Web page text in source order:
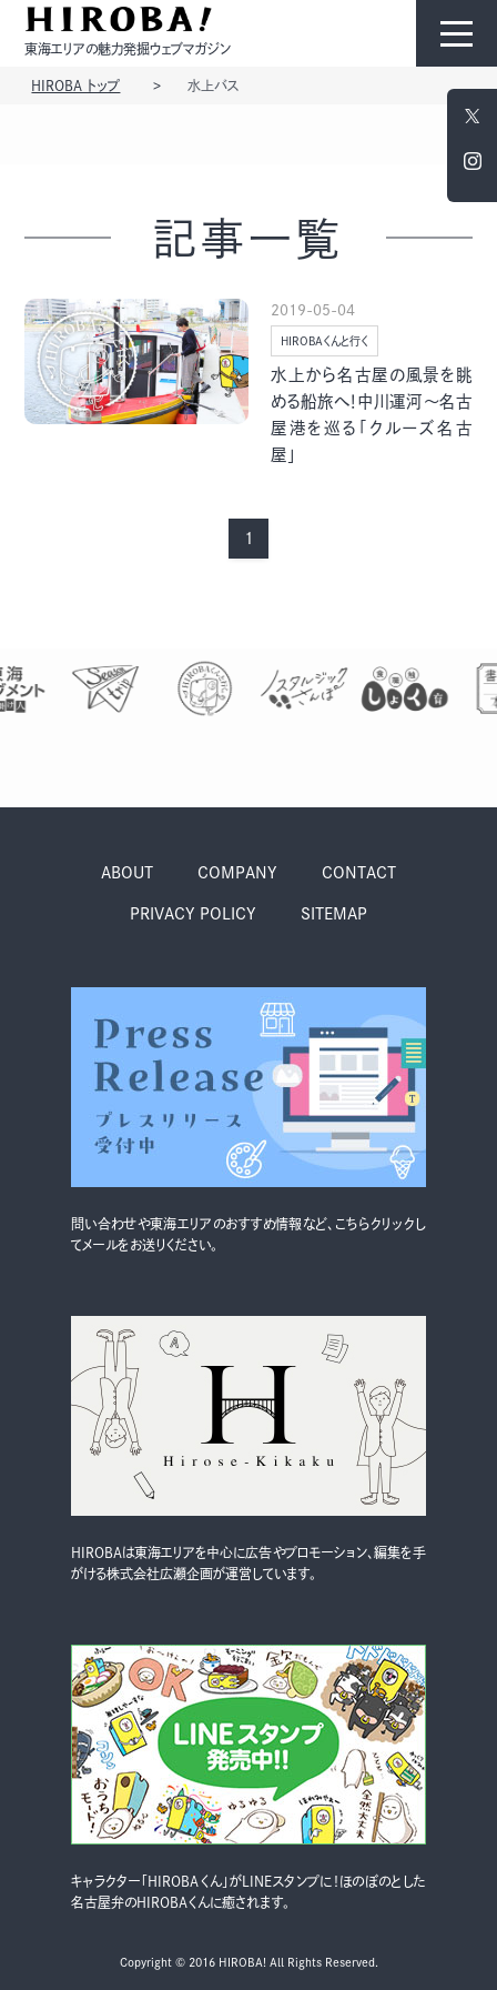
東海エリアの魅力発掘ウェブマガジン
モノ ひと
ノスタルジック
さんぽ
スタッフ紹介
お問い合わせ
検索する
HIROBA トップ 水上バス
記事一覧
2019-05-04
HIROBAくんと行く
水上から名古屋の風景を眺
める船旅へ！中川運河～名古
屋港を巡る「クルーズ名古
屋」
1
ABOUT COMPANY CONTACT
PRIVACY POLICY SITEMAP
問い合わせや東海エリアのおすすめ情報など、こちらクリックし
てメールをお送りください。
HIROBAは東海エリアを中心に広告やプロモーション、編集を手
がける株式会社広瀬企画が運営しています。
キャラクター「HIROBAくん」がLINEスタンプに！ほのぼのとした
名古屋弁のHIROBAくんに癒されます。
Copyright © 2016 HIROBA! All Rights Reserved.